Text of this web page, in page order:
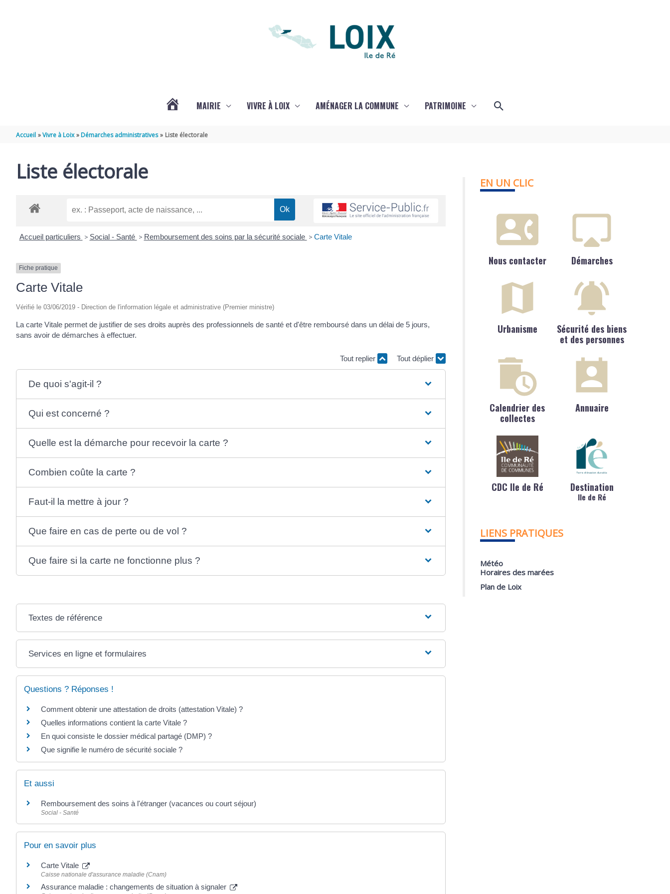
MAIRIE VIVRE À LOIX AMÉNAGER LA COMMUNE PATRIMOINE Rechercher
Accueil Vivre à Loix Démarches administratives Liste électorale
Liste électorale
Accueil particuliers > Social - Santé > Remboursement des soins par la sécurité sociale > Carte Vitale
Fiche pratique
Carte Vitale
Vérifié le 03/06/2019 - Direction de l'information légale et administrative (Premier ministre)
La carte Vitale permet de justifier de ses droits auprès des professionnels de santé et d'être remboursé dans un délai de 5 jours,
sans avoir de démarches à effectuer.
Tout replier Tout déplier
De quoi s'agit-il ?
Qui est concerné ?
Quelle est la démarche pour recevoir la carte ?
Combien coûte la carte ?
Faut-il la mettre à jour ?
Que faire en cas de perte ou de vol ?
Que faire si la carte ne fonctionne plus ?
Textes de référence
Services en ligne et formulaires
Questions ? Réponses !
Comment obtenir une attestation de droits (attestation Vitale) ?
Quelles informations contient la carte Vitale ?
En quoi consiste le dossier médical partagé (DMP) ?
Que signifie le numéro de sécurité sociale ?
Et aussi
Remboursement des soins à l'étranger (vacances ou court séjour)
Social - Santé
Pour en savoir plus
Carte Vitale
Caisse nationale d'assurance maladie (Cnam)
Assurance maladie : changements de situation à signaler
EN UN CLIC
Nous contacter Démarches
Urbanisme
Sécurité des biens
et des personnes
Calendrier des
collectes
Annuaire
CDC Ile de Ré Destination
Ile de Ré
LIENS PRATIQUES
Météo
Horaires des marées
Plan de Loix